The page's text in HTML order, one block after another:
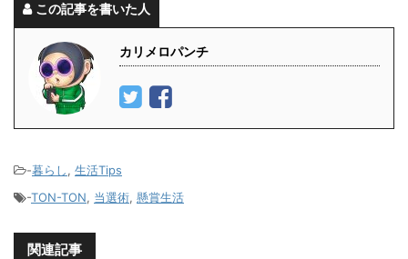
この記事を書いた人
カリメロパンチ
-暮らし, 生活Tips
-TON-TON, 当選術, 懸賞生活
関連記事